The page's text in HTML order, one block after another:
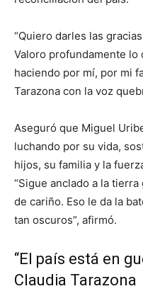
“Quiero darles las
Valoro profundamente lo
haciendo por mí, por mi
Tarazona con la voz
Aseguró que Miguel
luchando por su vida,
hijos, su familia y la
“Sigue anclado a la
de cariño. Eso le da la
tan oscuros”, afirmó.
“El país está en
Claudia Tarazona